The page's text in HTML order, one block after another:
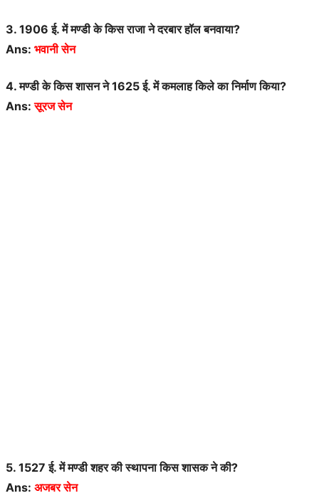
3. 1906 ई. में मण्डी के किस राजा ने दरबार हॉल बनवाया?
Ans: भवानी सेन
4. मण्डी के किस शासन ने 1625 ई. में कमलाह किले का निर्माण किया?
Ans:सूरज सेन
5. 1527 ई. में मण्डी शहर की स्थापना किस शासक ने की?
Ans: अजबर सेन